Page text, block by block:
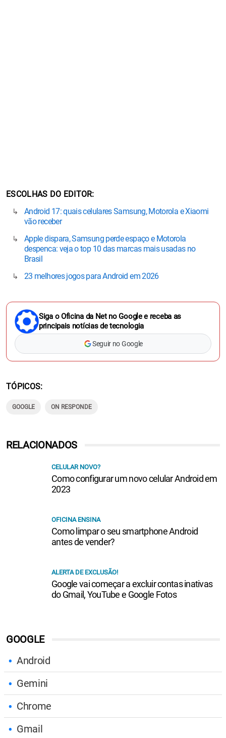
ESCOLHAS DO EDITOR
Android 17: quais celulares Samsung, Motorola e Xiaomi
vão receber
Apple dispara, Samsung perde espaço e Motorola
despenca: veja o top 10 das marcas mais usadas no
Brasil
23 melhores jogos para Android em 2026
Siga o Oficina da Net no Google e receba as
principais notícias de tecnologia
Seguir no Google
TÓPICOS
GOOGLE ON RESPONDE
GOOGLE
Android
Gemini
Chrome
Gmail
RELACIONADOS
CELULAR NOVO?
Como configurar um novo celular Android em
2023
OFICINA ENSINA
Como limpar o seu smartphone Android
antes de vender?
ALERTA DE EXCLUSÃO!
Google vai começar a excluir contas inativas
do Gmail, YouTube e Google Fotos